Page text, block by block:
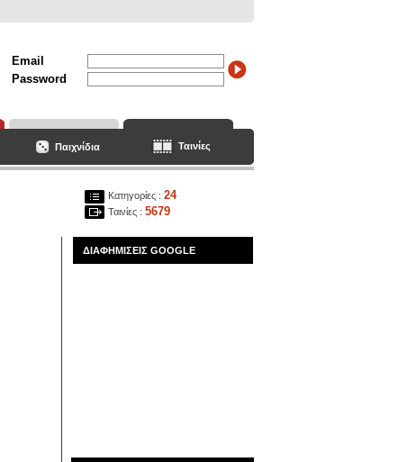
Email
Password
Παιχνίδια Ταινίες
Κατηγορίες : 24
Ταινίες : 5679
ΔΙΑΦΗΜΙΣΕΙΣ GOOGLE